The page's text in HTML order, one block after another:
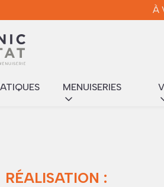
À
MENUISERIES
RÉALISATION :